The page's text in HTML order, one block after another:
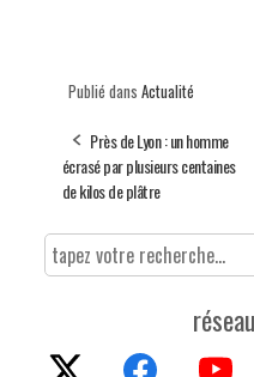
Publié dans Actualité
Près de Lyon : un homme
écrasé par plusieurs centaines
de kilos de plâtre